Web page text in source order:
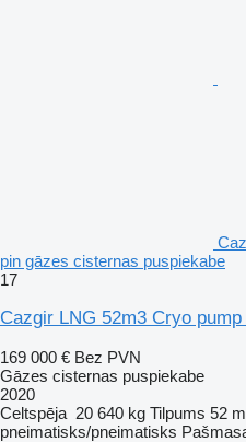
pin gāzes cisternas puspiekabe
17
Cazgir LNG 52m3 Cryo
169 000 € Bez PVN
Gāzes cisternas puspiekabe
2020
Celtspēja 20 640 kg Tilpums 52
pneimatisks/pneimatisks